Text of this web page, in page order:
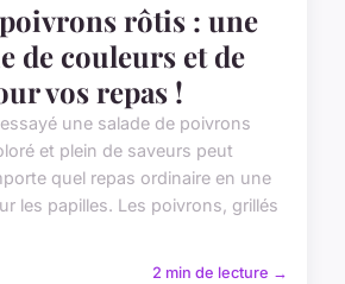
poivrons rôtis : une
de couleurs et de
vos repas !
une salade de poivrons
et plein de saveurs peut
quel repas ordinaire en une
les papilles. Les poivrons, grillés
2 min de lecture →